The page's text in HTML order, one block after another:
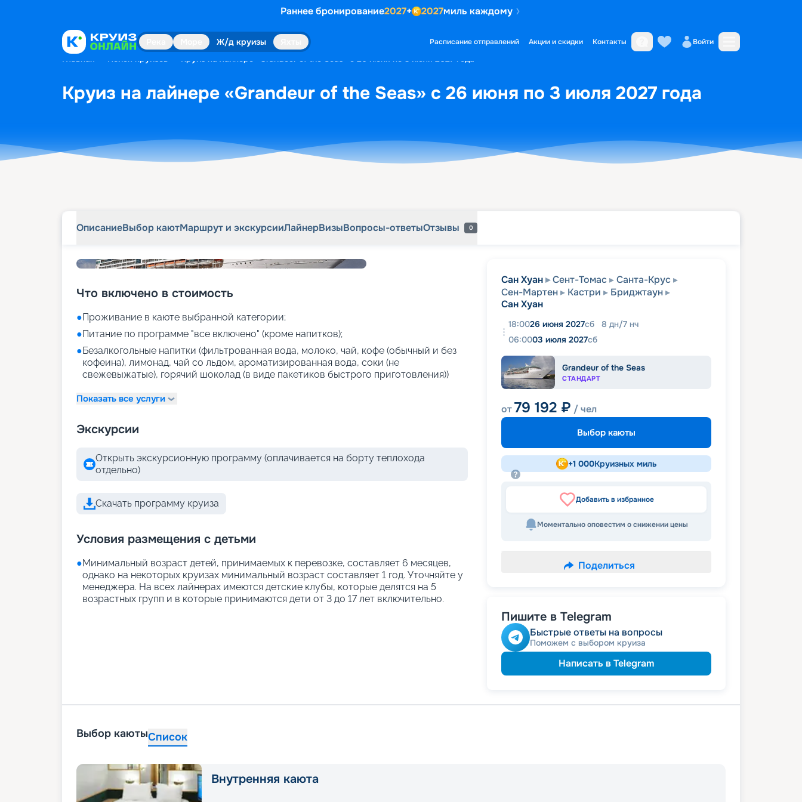
Раннее бронирование2027+ 2027миль каждому
Ж/д круизы Расписание отправлений Акции и скидки Контакты Войти
Главная Поиск круизов Круиз на лайнере «Grandeur of the Seas» с 26 июня по 3 июля 2027 года
Круиз на лайнере «Grandeur of the Seas» с 26 июня по 3 июля 2027 года
ОписаниеВыбор каютМаршрут и экскурсииЛайнерВизыВопросы-ответыОтзывы 0
Что включено в стоимость
●Проживание в каюте выбранной категории;
●Питание по программе "все включено" (кроме напитков);
●Безалкогольные напитки (фильтрованная вода, молоко, чай, кофе (обычный и без
кофеина), лимонад, чай со льдом, ароматизированная вода, соки (не
свежевыжатые), горячий шоколад (в виде пакетиков быстрого приготовления))
Показать все услуги
Экскурсии
Открыть экскурсионную программу (оплачивается на борту теплохода
отдельно)
Скачать программу круиза
Условия размещения с детьми
●Минимальный возраст детей, принимаемых к перевозке, составляет 6 месяцев,
однако на некоторых круизах минимальный возраст составляет 1 год. Уточняйте у
менеджера. На всех лайнерах имеются детские клубы, которые делятся на 5
возрастных групп и в которые принимаются дети от 3 до 17 лет включительно.
Сан Хуан Сент-Томас
Санта-Крус
Сен-Мартен
Кастри
Бриджтаун
Сан Хуан
18:0026 июня 2027сб 8 дн/7 нч
06:0003 июля 2027сб
Grandeur of the Seas
СТАНДАРТ
от79 192 ₽ / чел
Выбор каюты
+1 000Круизных миль
Добавить в избранное
Моментально оповестим о снижении цены
Поделиться
Пишите в Telegram
Быстрые ответы на вопросы
Поможем с выбором круиза
Написать в Telegram
Выбор каютыСписок
Внутренняя каюта